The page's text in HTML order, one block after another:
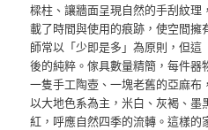
樑柱、讓牆面呈現自然的手刮紋
載了時間與使用的痕跡，使空間
師常以「少即是多」為原則，但
後的純粹。傢具數量精簡，每件器
一隻手工陶壺、一塊老舊的亞麻布
以大地色系為主，米白、灰褐、
紅，呼應自然四季的流轉。這樣